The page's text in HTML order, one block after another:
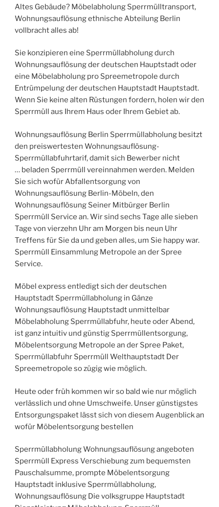
Altes Gebäude? Möbelabholung Sperrmülltransport,
Wohnungsauflösung ethnische Abteilung Berlin
vollbracht alles ab!
Sie konzipieren eine Sperrmüllabholung durch
Wohnungsauflösung der deutschen Hauptstadt oder
eine Möbelabholung pro Spreemetropole durch
Entrümpelung der deutschen Hauptstadt Hauptstadt.
Wenn Sie keine alten Rüstungen fordern, holen wir den
Sperrmüll aus Ihrem Haus oder Ihrem Gebiet ab.
Wohnungsauflösung Berlin Sperrmüllabholung besitzt
den preiswertesten Wohnungsauflösung-
Sperrmüllabfuhrtarif, damit sich Bewerber nicht
… beladen Sperrmüll vereinnahmen werden. Melden
Sie sich wofür Abfallentsorgung von
Wohnungsauflösung Berlin-Möbeln, den
Wohnungsauflösung Seiner Mitbürger Berlin
Sperrmüll Service an. Wir sind sechs Tage alle sieben
Tage von vierzehn Uhr am Morgen bis neun Uhr
Treffens für Sie da und geben alles, um Sie happy war.
Sperrmüll Einsammlung Metropole an der Spree
Service.
Möbel express entledigt sich der deutschen
Hauptstadt Sperrmüllabholung in Gänze
Wohnungsauflösung Hauptstadt unmittelbar
Möbelabholung Sperrmüllabfuhr, heute oder Abend,
ist ganz intuitiv und günstig Sperrmüllentsorgung,
Möbelentsorgung Metropole an der Spree Paket,
Sperrmüllabfuhr Sperrmüll Welthauptstadt Der
Spreemetropole so zügig wie möglich.
Heute oder früh kommen wir so bald wie nur möglich
verlässlich und ohne Umschweife. Unser günstigstes
Entsorgungspaket lässt sich von diesem Augenblick an
wofür Möbelentsorgung bestellen
Sperrmüllabholung Wohnungsauflösung angeboten
Sperrmüll Express Verschiebung zum bequemsten
Pauschalsumme, prompte Möbelentsorgung
Hauptstadt inklusive Sperrmüllabholung,
Wohnungsauflösung Die volksgruppe Hauptstadt